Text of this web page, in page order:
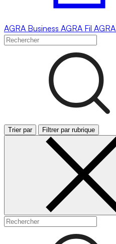
AGRA Business AGRA Fil AGRA
Trier par Filtrer par rubrique